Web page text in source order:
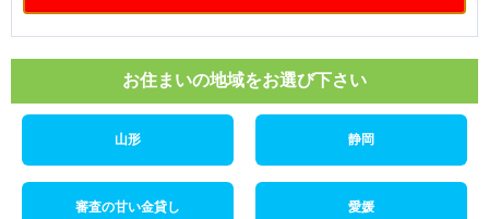
お住まいの地域をお選び下さい
山形 静岡
審査の甘い金貸し 愛媛